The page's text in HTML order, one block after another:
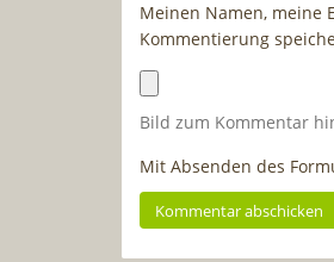
Meinen Namen, meine
Kommentierung
Bild zum Kommentar
Mit Absenden des